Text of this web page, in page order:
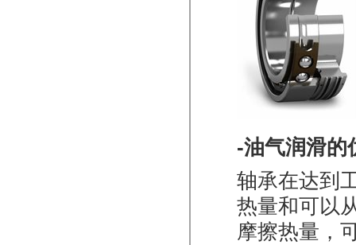
-油气润滑的
轴承在达到
热量和可以
摩擦热量，